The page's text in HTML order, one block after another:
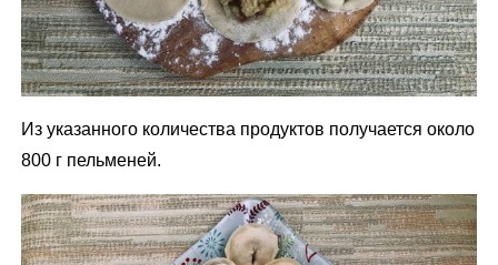
Из указанного количества продуктов получается около
800 г пельменей.